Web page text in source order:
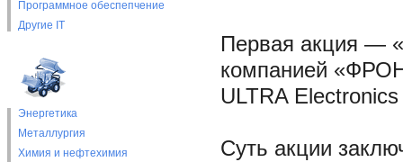
Программное обеспепчение
Другие IT
Энергетика
Металлургия
Химия и нефтехимия
Первая акция —
компанией
ULTRA
Суть акции